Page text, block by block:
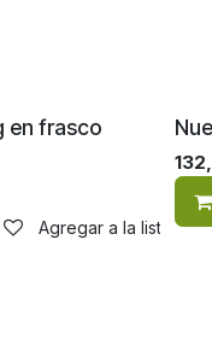
en frasco
Agregar a la lista de